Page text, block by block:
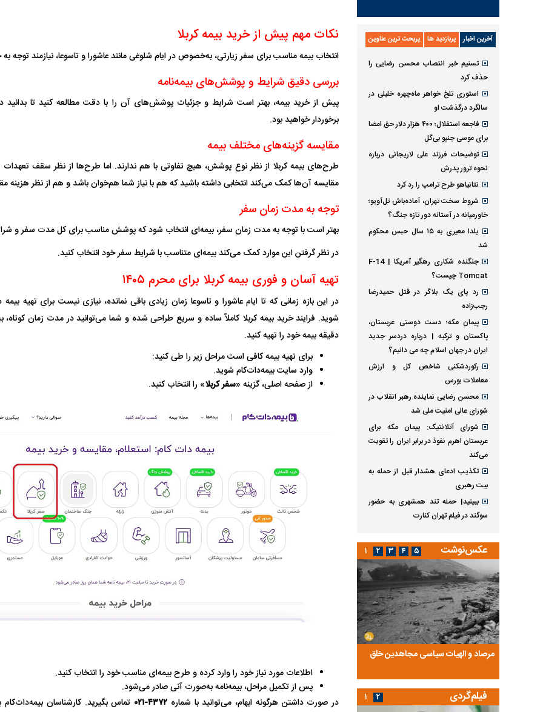
نکات مهم پیش از خرید بیمه کربلا
انتخاب بیمه مناسب برای سفر زیارتی، به‌خصوص در ایام شلوغی مانند عاشورا و تاسوعا، نیازمند توجه
بررسی دقیق شرایط و پوشش‌های بیمه‌نامه
پیش از خرید بیمه، بهتر است شرایط و جزئیات پوشش‌های آن را با دقت مطالعه کنید تا بدانید
برخوردار خواهید بود.
مقایسه گزینه‌های مختلف بیمه
طرح‌‌های بیمه کربلا از نظر نوع پوشش، هیچ تفاوتی با هم ندارند. اما طرح‌ها از نظر سقف
مقایسه آن‌ها کمک می‌کند انتخابی داشته باشید که هم با نیاز شما هم‌خوان باشد و هم از نظر هزینه
توجه به مدت زمان سفر
بهتر است با توجه به مدت زمان سفر، بیمه‌ای انتخاب شود که پوشش مناسب برای کل مدت سفر و
در نظر گرفتن این موارد کمک می‌کند بیمه‌ای متناسب با شرایط سفر خود انتخاب کنید.
تهیه آسان و فوری بیمه کربلا برای محرم ۱۴۰۵
در این بازه زمانی که تا ایام عاشورا و تاسوعا زمان زیادی باقی نمانده، نیازی نیست برای تهیه
دقیقه بیمه خود را تهیه کنید.
برای تهیه بیمه کافی است مراحل زیر را طی کنید:
وارد سایت بیمه‌دات‌کام شوید.
از صفحه اصلی، گزینه «سفر کربلا» را انتخاب کنید.
اطلاعات مورد نیاز خود را وارد کرده و طرح بیمه‌ای مناسب خود را انتخاب کنید.
پس از تکمیل مراحل، بیمه‌نامه به‌صورت آنی صادر می‌شود.
در صورت داشتن هرگونه ابهام، می‌توانید با شماره ۴۳۷۲-۰۲۱
تماس بگیرید. کارشناسان
آخرین اخبار پربازدید ها پربحث ترین عناوین
تسنیم خبر انتصاب محسن رضایی را
حذف کرد
استوری تلخ خواهر ماه‌چهره خلیلی در
سالگرد درگذشت او
فاجعه استقلال؛ ۴۰۰ هزار دلار حق امضا
برای موسی جنپو بی‌گل
توضیحات فرزند علی لاریجانی درباره
نحوه ترور پدرش
نتانیاهو طرح ترامپ را رد کرد
شروط سخت تهران، آماده‌باش تل‌آویو؛
خاورمیانه در آستانه دور تازه جنگ؟
یلدا معیری به ۱۵ سال حبس محکوم
شد
جنگنده شکاری رهگیر آمریکا | F-14
Tomcat چیست؟
رد پای یک بلاگر در قتل حمیدرضا
رجب‌زاده
پیمان مکه؛ دست دوستی عربستان،
پاکستان و ترکیه | درباره دردسر جدید
ایران در جهان اسلام چه می دانیم؟
رکوردشکنی شاخص کل و ارزش
معاملات بورس
محسن رضایی نماینده رهبر انقلاب در
شورای عالی امنیت ملی شد
شورای آتلانتیک: پیمان مکه برای
عربستان اهرم نفوذ در برابر ایران را تقویت
می‌کند
تکذیب ادعای هشدار قبل از حمله به
بیت رهبری
ببینید| حمله تند همشهری به حضور
سوگند در فیلم تهران کنارت
عکس‌نوشت
مرصاد و الهیات سیاسی مجاهدین خلق
روایتی از آخرین مصاحبه‌ی شاه در ایران
و تاریخ ایران
۱ ۲ ۳ ۴ ۵
فیلم‌گردی ۱ ۲